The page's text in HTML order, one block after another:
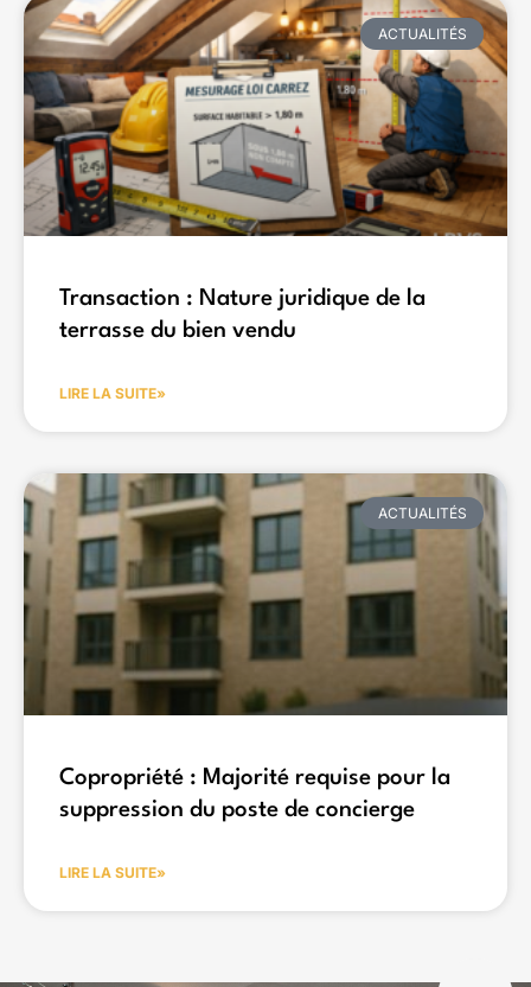
ACTUALITÉS
Transaction : Nature juridique de la
terrasse du bien vendu
LIRE LA SUITE»
ACTUALITÉS
Copropriété : Majorité requise pour la
suppression du poste de concierge
LIRE LA SUITE»